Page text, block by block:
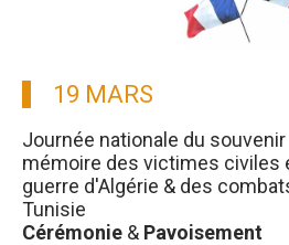
19 MARS
Journée nationale du
mémoire des victimes civiles
guerre d'Algérie & des
Tunisie
Cérémonie & Pavoisement